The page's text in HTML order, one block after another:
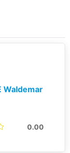
Waldemar
0.00